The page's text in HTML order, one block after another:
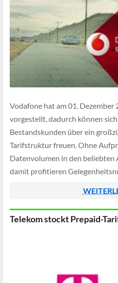
Vodafone hat am 01. Dezember
vorgestellt, dadurch können
Bestandskunden über ein
Tarifstruktur freuen. Ohne
Datenvolumen in den
damit profitieren
Telekom stockt Prepaid-